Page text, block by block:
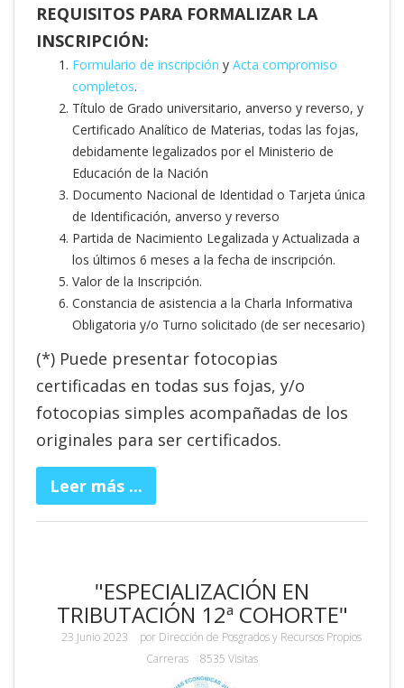
REQUISITOS PARA FORMALIZAR LA
INSCRIPCIÓN:
Formulario de inscripción y Acta compromiso
completos.
Título de Grado universitario, anverso y reverso, y
Certificado Analítico de Materias, todas las fojas,
debidamente legalizados por el Ministerio de
Educación de la Nación
Documento Nacional de Identidad o Tarjeta única
de Identificación, anverso y reverso
Partida de Nacimiento Legalizada y Actualizada a
los últimos 6 meses a la fecha de inscripción.
Valor de la Inscripción.
Constancia de asistencia a la Charla Informativa
Obligatoria y/o Turno solicitado (de ser necesario)
(*) Puede presentar fotocopias
certificadas en todas sus fojas, y/o
fotocopias simples acompañadas de los
originales para ser certificados.
Leer más ...
"ESPECIALIZACIÓN EN
TRIBUTACIÓN 12ª COHORTE"
23 Junio 2023 por Dirección de Posgrados y Recursos Propios
Carreras
8535 Visitas